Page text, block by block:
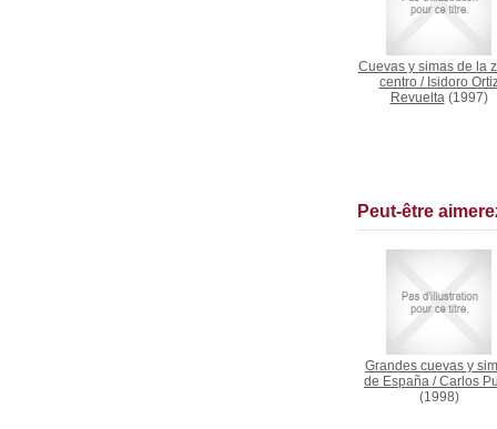
Cuevas y simas de la
centro/ Isidoro
Revuelta(1997)
Peut-être
Grandes cuevas y
de España /Carlos
(1998)